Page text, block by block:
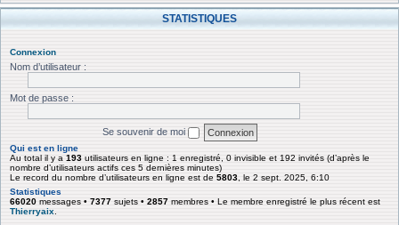
STATISTIQUES
Connexion
Nom d’utilisateur :
Mot de passe :
Se souvenir de moi
Qui est en ligne
Au total il y a 193 utilisateurs en ligne : 1 enregistré, 0 invisible et 192 invités (d’après le
nombre d’utilisateurs actifs ces 5 dernières minutes)
Le record du nombre d’utilisateurs en ligne est de 5803 , le 2 sept. 2025, 6:10
Statistiques
66020 messages • 7377 sujets • 2857 membres • Le membre enregistré le plus récent est
Thierryaix